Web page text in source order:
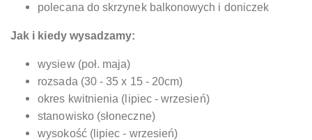
polecana do skrzynek balkonowych i doniczek
Jak i kiedy wysadzamy:
wysiew (poł. maja)
rozsada (30 - 35 x 15 - 20cm)
okres kwitnienia (lipiec - wrzesień)
stanowisko (słoneczne)
wysokość (lipiec - wrzesień)